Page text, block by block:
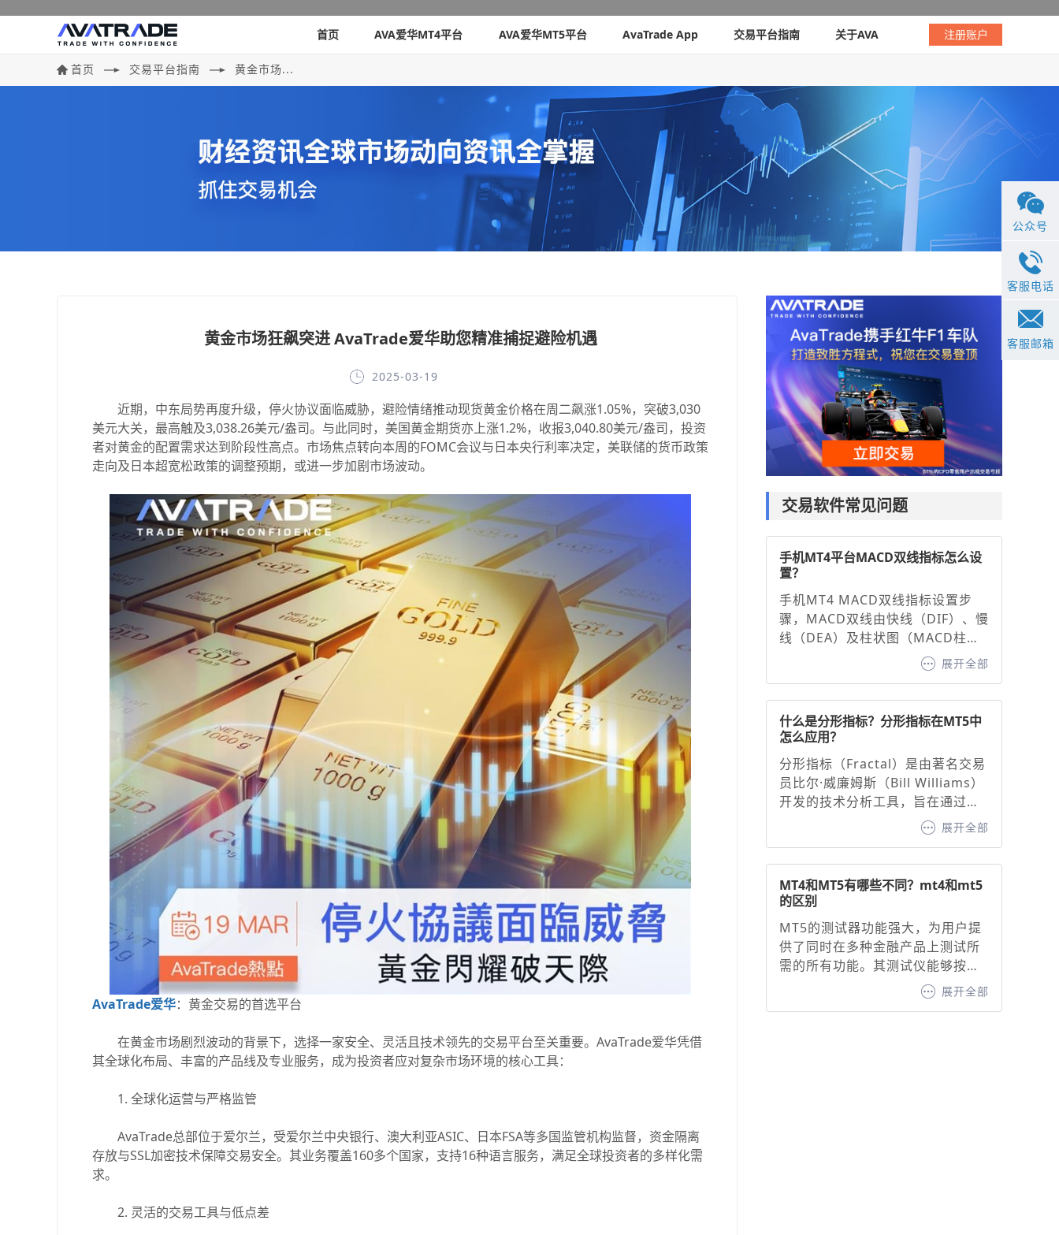
首页 AVA爱华MT4平台 AVA爱华MT5平台 AvaTrade App 交易平台指南 关于AVA 注册账户
首页 交易平台指南 黄金市场...
黄金市场狂飙突进 AvaTrade爱华助您精准捕捉避险机遇
2025-03-19
近期，中东局势再度升级，停火协议面临威胁，避险情绪推动现货黄金价格在周二飙涨1.05%，突破3,030
美元大关，最高触及3,038.26美元/盎司。与此同时，美国黄金期货亦上涨1.2%，收报3,040.80美元/盎司，投资
者对黄金的配置需求达到阶段性高点。市场焦点转向本周的FOMC会议与日本央行利率决定，美联储的货币政策
走向及日本超宽松政策的调整预期，或进一步加剧市场波动。
AvaTrade爱华：黄金交易的首选平台
在黄金市场剧烈波动的背景下，选择一家安全、灵活且技术领先的交易平台至关重要。AvaTrade爱华凭借
其全球化布局、丰富的产品线及专业服务，成为投资者应对复杂市场环境的核心工具：
1. 全球化运营与严格监管
AvaTrade总部位于爱尔兰，受爱尔兰中央银行、澳大利亚ASIC、日本FSA等多国监管机构监督，资金隔离
存放与SSL加密技术保障交易安全。其业务覆盖160多个国家，支持16种语言服务，满足全球投资者的多样化需
求。
2. 灵活的交易工具与低点差
交易软件常见问题
手机MT4平台MACD双线指标怎么设
置？
手机MT4 MACD双线指标设置步
骤，MACD双线由快线（DIF）、慢
线（DEA）及柱状图（MACD柱）
组成，通过调整参数可优化信号灵
敏度：1. 打开图表并添加指标：在
击底部“指标”按钮，搜索并添加
“MACD”。2. 基础参数设置，默认
（26周期EMA）、信号线（9周期
EMA）。调整建议：快线与慢线：
缩短周期（如10/20）可增强灵敏
度，延长周期（如20/50）可过滤
噪音。信号线：通常固定为9周期
EMA，用于确认买卖信号。
展开全部
什么是分形指标？分形指标在MT5中
怎么应用？
分形指标（Fractal）是由著名交易
员比尔·威廉姆斯（Bill Williams）
开发的技术分析工具，旨在通过识
别价格图表中的特定形态，预测潜
在的价格走势并生成看涨或看跌信
自相似性原则，通过识别价格的高
点或低点形成的分形形态，帮助交
分形指标作为MT5交易平台内置的
经典工具，为交易者提供了直观的
价格转折点识别方法。
展开全部
MT4和MT5有哪些不同？mt4和mt5
的区别
MT5的测试器功能强大，为用户提
供了同时在多种金融产品上测试所
需的所有功能。其测试仪能够按时
间自动同步报价，进而为用户呈现
出时间尺度上清晰同步的盈利能力
展开全部
公众号
客服电话
客服邮箱